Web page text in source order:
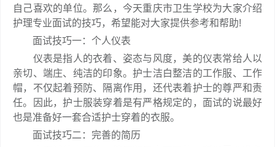
自己喜欢的单位。那么，今天重庆市卫生学校为大家介绍
护理专业面试的技巧，希望能对大家提供参考和帮助!
面试技巧一：个人仪表
仪表是指人的衣着、姿态与风度，美的仪表常给人以
亲切、端庄、纯洁的印象。护士洁白整洁的工作服、工作
帽，不仅起着预防、隔离作用，还代表着护士的尊严和责
任。因此，护士服装穿着是有严格规定的，面试的说最好
也是准备好一套合适护士穿着的衣服。
面试技巧二：完善的简历